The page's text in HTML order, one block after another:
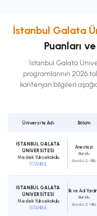
İstanbul Galata
Puanları
İstanbul Galata
programlarının 2026
kontenjan bilgileri
Üniversite Adı Bölüm
İSTANBUL GALATA
ÜNİVERSİTESİ
Meslek Yüksekokulu
İSTANBUL
Anestezi
Burslu
(Burslu) (2 Yıllık)
İSTANBUL GALATA
ÜNİVERSİTESİ
Meslek Yüksekokulu
İSTANBUL
İlk ve Acil
Burslu
(Burslu) (2 Yıllık)